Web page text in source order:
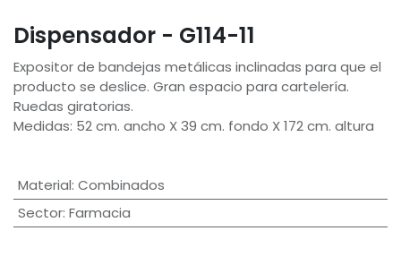
Dispensador - G114-11
Expositor de bandejas metálicas inclinadas para que el
producto se deslice. Gran espacio para cartelería.
Ruedas giratorias.
Medidas: 52 cm. ancho X 39 cm. fondo X 172 cm. altura
Material: Combinados
Sector: Farmacia